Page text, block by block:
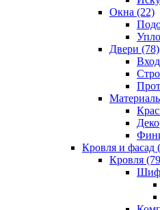
Окна (22)
Двери (78)
Кровля и фасад
Кровля